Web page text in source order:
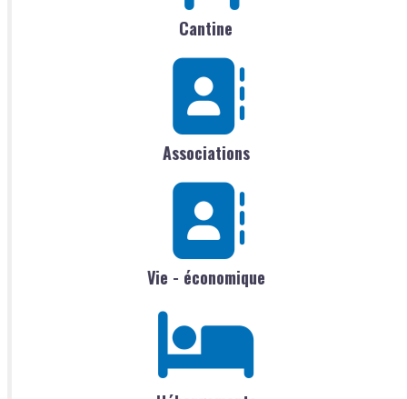
Cantine
Associations
Vie - économique